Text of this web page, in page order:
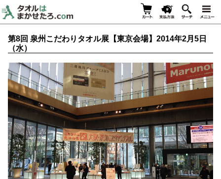
第8回 泉州こだわりタオル展【東京会場】2014年2月5日
（水）